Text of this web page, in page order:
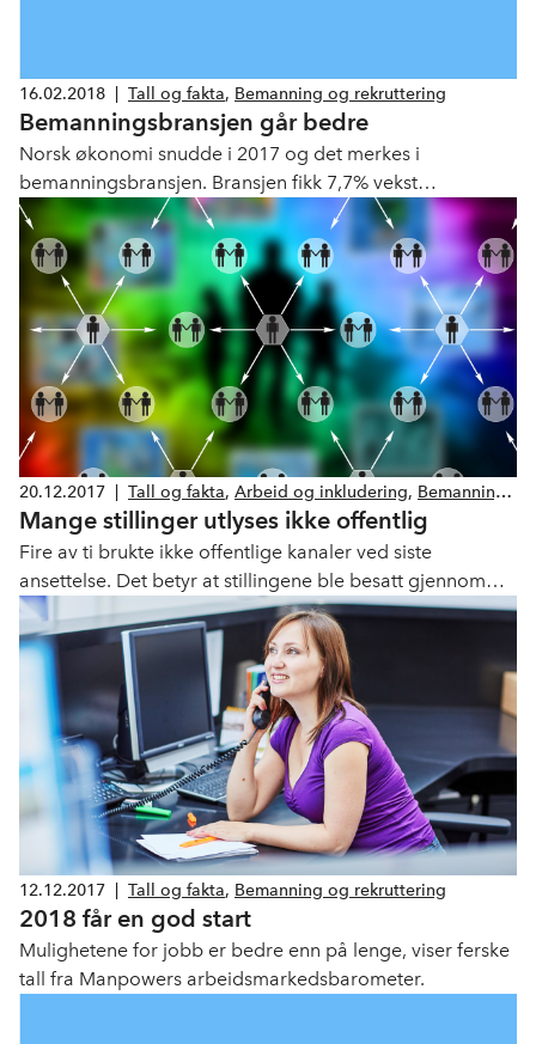
16.02.2018 Tall og fakta, Bemanning og rekruttering
Bemanningsbransjen går bedre
Norsk økonomi snudde i 2017 og det merkes i
bemanningsbransjen. Bransjen fikk 7,7% vekst
sammenliknet med året før, og oppgang for første gang
siden 2012.
20.12.2017 Tall og fakta, Arbeid og inkludering, Bemanning
og rekruttering
Mange stillinger utlyses ikke offentlig
Fire av ti brukte ikke offentlige kanaler ved siste
ansettelse. Det betyr at stillingene ble besatt gjennom
intern rekruttering, bruk av egne nettverk eller ved bruk
av bemanningsbyrå, viser Navs bedriftsundersøkelse for
2017.
12.12.2017 Tall og fakta, Bemanning og rekruttering
2018 får en god start
Mulighetene for jobb er bedre enn på lenge, viser ferske
tall fra Manpowers arbeidsmarkedsbarometer.